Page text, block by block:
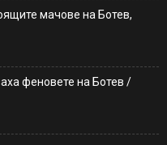
мачове на Ботев,
феновете на Ботев /